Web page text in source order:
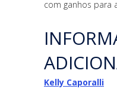
com ganhos para
Kelly Caporalli